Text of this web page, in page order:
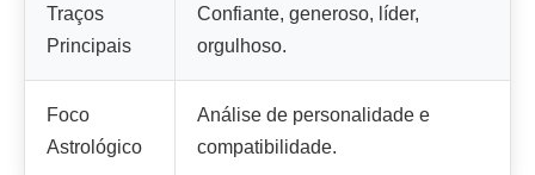
Traços
Principais
Confiante, generoso, líder,
orgulhoso.
Foco
Astrológico
Análise de personalidade e
compatibilidade.